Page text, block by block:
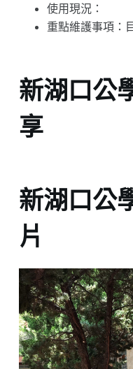
使用現況：
重點維護事項：
新湖口公
享
新湖口公
片